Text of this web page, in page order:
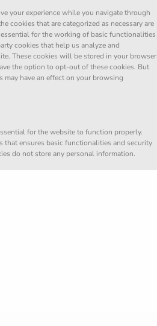
your experience while you navigate through
cookies that are categorized as necessary are
for the working of basic functionalities
cookies that help us analyze and
These cookies will be stored in your browser
the option to opt-out of these cookies. But
have an effect on your browsing
for the website to function properly.
that ensures basic functionalities and security
do not store any personal information.